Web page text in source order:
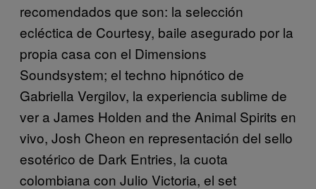
recomendados que son: la selección
ecléctica de Courtesy, baile asegurado por la
propia casa con el Dimensions
Soundsystem; el techno hipnótico de
Gabriella Vergilov, la experiencia sublime de
ver a James Holden and the Animal Spirits en
vivo, Josh Cheon en representación del sello
esotérico de Dark Entries, la cuota
colombiana con Julio Victoria, el set